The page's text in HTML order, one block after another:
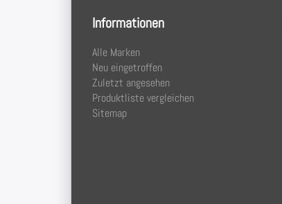
Informationen
Alle Marken
Neu eingetroffen
Zuletzt angesehen
Produktliste vergleichen
Sitemap